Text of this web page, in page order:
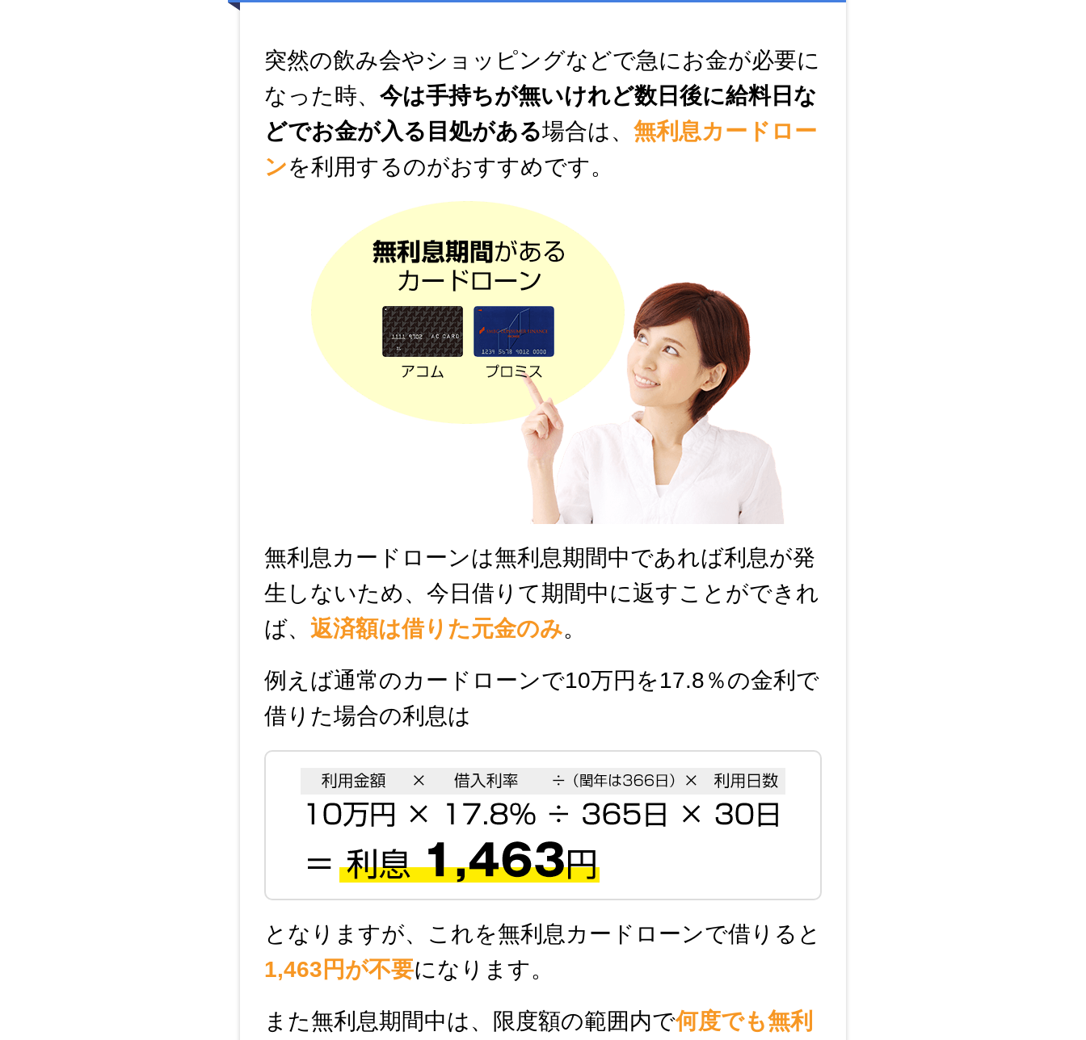
突然の飲み会やショッピングなどで急にお金が必要に
なった時、 今は手持ちが無いけれど数日後に給料日な
どでお金が入る目処がある場合は、 無利息カードロー
ンを利用するのがおすすめです。
無利息カードローンは無利息期間中であれば利息が発
生しないため、今日借りて期間中に返すことができれ
ば、 返済額は借りた元金のみ。
例えば通常のカードローンで10万円を17.8％の金利で
借りた場合の利息は
となりますが、これを無利息カードローンで借りると
1,463円が不要になります。
また無利息期間中は、限度額の範囲内で何度でも無利